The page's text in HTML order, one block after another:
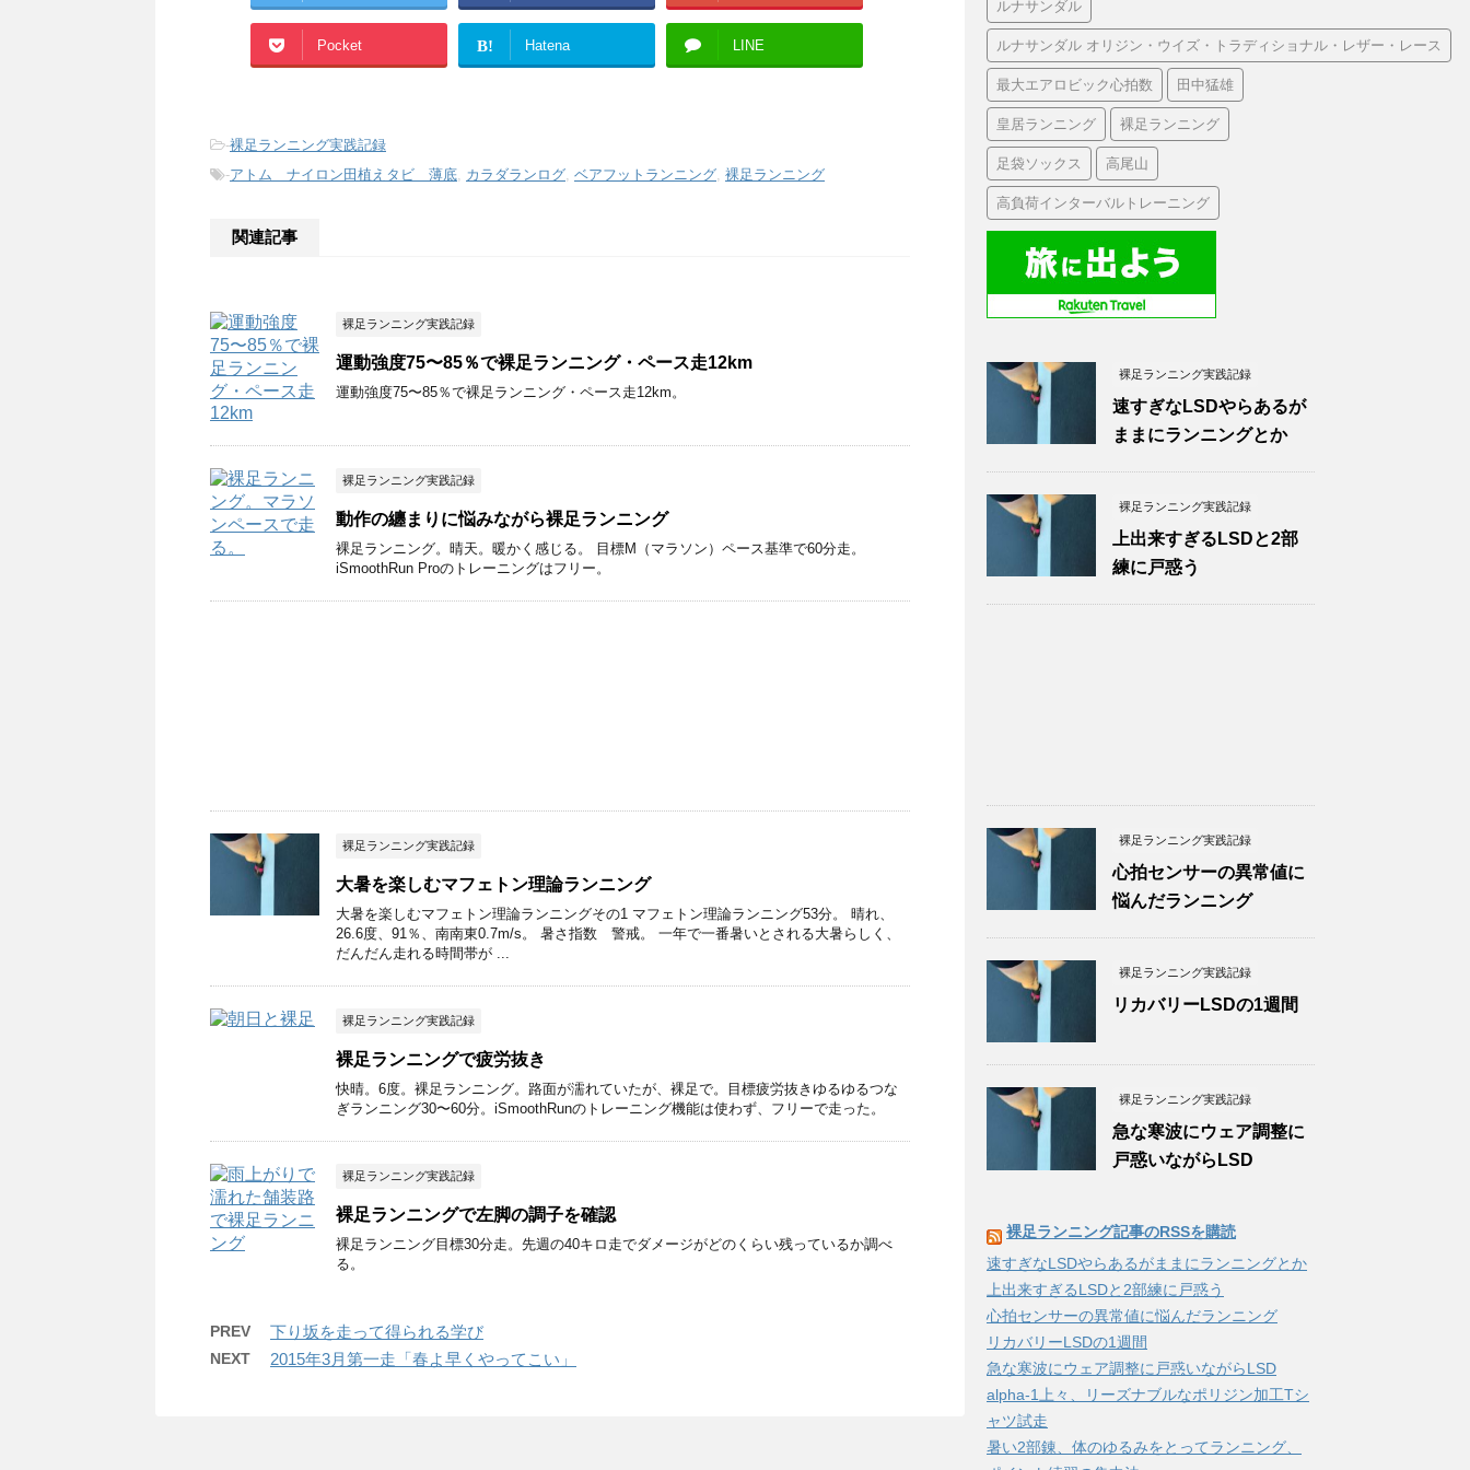
Pocket B! Hatena LINE
-裸足ランニング実践記録
-アトム ナイロン田植えタビ 薄底, カラダランログ, ベアフットランニング, 裸足ランニング
関連記事
裸足ランニング実践記録
運動強度75〜85％で裸足ランニング・ペース走12km
運動強度75〜85％で裸足ランニング・ペース走12km。
裸足ランニング実践記録
動作の纏まりに悩みながら裸足ランニング
裸足ランニング。晴天。暖かく感じる。 目標M（マラソン）ペース基準で60分走。
iSmoothRun Proのトレーニングはフリー。
裸足ランニング実践記録
大暑を楽しむマフェトン理論ランニング
大暑を楽しむマフェトン理論ランニングその1 マフェトン理論ランニング53分。 晴れ、
26.6度、91％、南南東0.7m/s。 暑さ指数 警戒。 一年で一番暑いとされる大暑らしく、
だんだん走れる時間帯が ...
裸足ランニング実践記録
裸足ランニングで疲労抜き
快晴。6度。裸足ランニング。路面が濡れていたが、裸足で。目標疲労抜きゆるゆるつな
ぎランニング30〜60分。iSmoothRunのトレーニング機能は使わず、フリーで走った。
裸足ランニング実践記録
裸足ランニングで左脚の調子を確認
裸足ランニング目標30分走。先週の40キロ走でダメージがどのくらい残っているか調べ
る。
PREV 下り坂を走って得られる学び
NEXT 2015年3月第一走「春よ早くやってこい」
ルナサンダル
ルナサンダル オリジン・ウイズ・トラディショナル・レザー・レース
最大エアロビック心拍数 田中猛雄
皇居ランニング 裸足ランニング
足袋ソックス 高尾山
高負荷インターバルトレーニング
裸足ランニング実践記録
速すぎなLSDやらあるが
ままにランニングとか
裸足ランニング実践記録
上出来すぎるLSDと2部
練に戸惑う
裸足ランニング実践記録
心拍センサーの異常値に
悩んだランニング
裸足ランニング実践記録
リカバリーLSDの1週間
裸足ランニング実践記録
急な寒波にウェア調整に
戸惑いながらLSD
裸足ランニング記事のRSSを購読
速すぎなLSDやらあるがままにランニングとか
上出来すぎるLSDと2部練に戸惑う
心拍センサーの異常値に悩んだランニング
リカバリーLSDの1週間
急な寒波にウェア調整に戸惑いながらLSD
alpha-1上々、リーズナブルなポリジン加工Tシ
ャツ試走
暑い2部錬、体のゆるみをとってランニング、